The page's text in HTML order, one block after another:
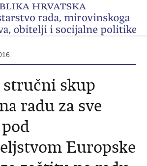
stručni skup
radu za sve
Europske